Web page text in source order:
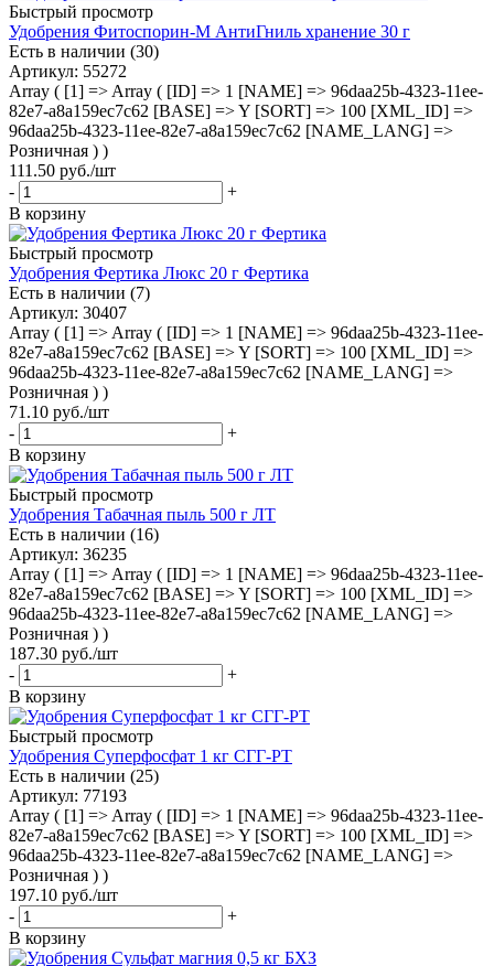
Быстрый просмотр
Удобрения Фитоспорин-М АнтиГниль хранение 30 г
Есть в наличии (30)
Артикул: 55272
Array ( [1] => Array ( [ID] => 1 [NAME] => 96daa25b-4323-11ee-
82e7-a8a159ec7c62 [BASE] => Y [SORT] => 100 [XML_ID] =>
96daa25b-4323-11ee-82e7-a8a159ec7c62 [NAME_LANG] =>
Розничная ) )
111.50 руб./шт
-
+
В корзину
Быстрый просмотр
Удобрения Фертика Люкс 20 г Фертика
Есть в наличии (7)
Артикул: 30407
Array ( [1] => Array ( [ID] => 1 [NAME] => 96daa25b-4323-11ee-
82e7-a8a159ec7c62 [BASE] => Y [SORT] => 100 [XML_ID] =>
96daa25b-4323-11ee-82e7-a8a159ec7c62 [NAME_LANG] =>
Розничная ) )
71.10 руб./шт
-
+
В корзину
Быстрый просмотр
Удобрения Табачная пыль 500 г ЛТ
Есть в наличии (16)
Артикул: 36235
Array ( [1] => Array ( [ID] => 1 [NAME] => 96daa25b-4323-11ee-
82e7-a8a159ec7c62 [BASE] => Y [SORT] => 100 [XML_ID] =>
96daa25b-4323-11ee-82e7-a8a159ec7c62 [NAME_LANG] =>
Розничная ) )
187.30 руб./шт
-
+
В корзину
Быстрый просмотр
Удобрения Суперфосфат 1 кг СГГ-РТ
Есть в наличии (25)
Артикул: 77193
Array ( [1] => Array ( [ID] => 1 [NAME] => 96daa25b-4323-11ee-
82e7-a8a159ec7c62 [BASE] => Y [SORT] => 100 [XML_ID] =>
96daa25b-4323-11ee-82e7-a8a159ec7c62 [NAME_LANG] =>
Розничная ) )
197.10 руб./шт
-
+
В корзину